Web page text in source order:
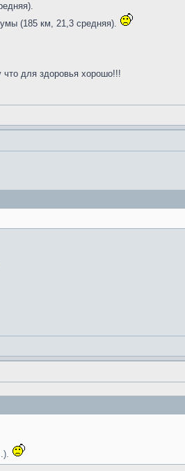
(185 км, 21,3 средняя).
что для здоровья хорошо!!!